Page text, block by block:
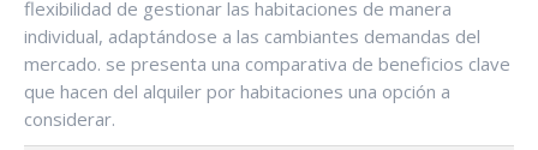
flexibilidad de gestionar las habitaciones de manera
individual, adaptándose a las cambiantes demandas del
mercado. se presenta una comparativa de beneficios clave
que hacen del alquiler por habitaciones una opción a
considerar.